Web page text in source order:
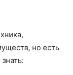
но есть